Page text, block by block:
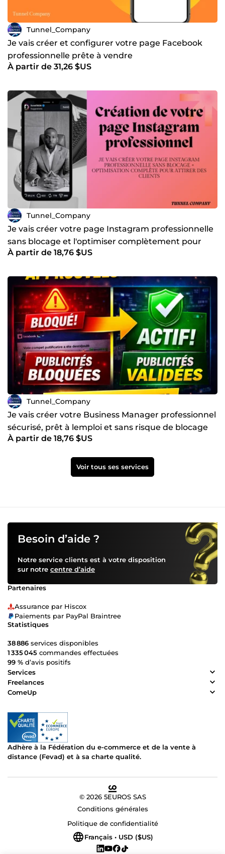
Tunnel_Company
Je vais créer et configurer votre page Facebook
professionnelle prête à vendre
À partir de 31,26 $US
Tunnel_Company
Je vais créer votre page Instagram professionnelle
sans blocage et l'optimiser complètement pour
attirer
À partir de 18,76 $US
Tunnel_Company
Je vais créer votre Business Manager professionnel
sécurisé, prêt à lemploi et sans risque de blocage
À partir de 18,76 $US
Voir tous ses services
Besoin d’aide ?
Notre service clients est à votre disposition
sur notre centre d’aide
Partenaires
Assurance par Hiscox
Paiements par PayPal Braintree
Statistiques
38 886 services disponibles
1 335 045 commandes effectuées
99 % d’avis positifs
Services
Freelances
ComeUp
Adhère à la Fédération du e-commerce et de la vente à
distance (Fevad) et à sa charte qualité.
© 2026 5EUROS SAS
Conditions générales
Politique de confidentialité
Français • USD ($US)